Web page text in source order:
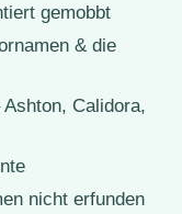
gemobbt
& die
Calidora,
nicht erfunden